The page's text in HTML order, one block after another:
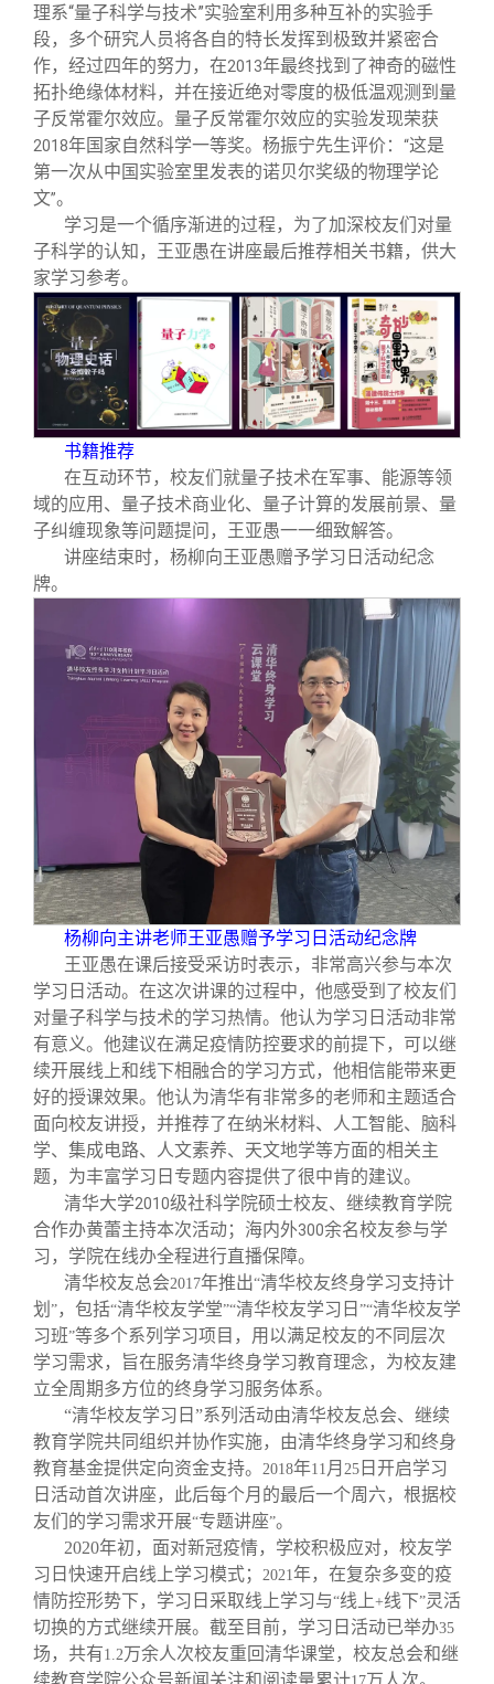
理系“量子科学与技术”实验室利用多种互补的实验手
段，多个研究人员将各自的特长发挥到极致并紧密合
作，经过四年的努力，在2013年最终找到了神奇的磁性
拓扑绝缘体材料，并在接近绝对零度的极低温观测到量
子反常霍尔效应。量子反常霍尔效应的实验发现荣获
2018年国家自然科学一等奖。杨振宁先生评价： “这是
第一次从中国实验室里发表的诺贝尔奖级的物理学论
文”。
学习是一个循序渐进的过程，为了加深校友们对量
子科学的认知，王亚愚在讲座最后推荐相关书籍，供大
家学习参考。
书籍推荐
在互动环节，校友们就量子技术在军事、能源等领
域的应用、量子技术商业化、量子计算的发展前景、量
子纠缠现象等问题提问，王亚愚一一细致解答。
讲座结束时，杨柳向王亚愚赠予学习日活动纪念
牌。
杨柳向主讲老师王亚愚赠予学习日活动纪念牌
王亚愚在课后接受采访时表示，非常高兴参与本次
学习日活动。在这次讲课的过程中，他感受到了校友们
对量子科学与技术的学习热情。他认为学习日活动非常
有意义。他建议在满足疫情防控要求的前提下，可以继
续开展线上和线下相融合的学习方式，他相信能带来更
好的授课效果。他认为清华有非常多的老师和主题适合
面向校友讲授，并推荐了在纳米材料、人工智能、脑科
学、集成电路、人文素养、天文地学等方面的相关主
题，为丰富学习日专题内容提供了很中肯的建议。
清华大学2010级社科学院硕士校友、继续教育学院
合作办黄蕾主持本次活动；海内外300余名校友参与学
习，学院在线办全程进行直播保障。
清华校友总会2017年推出“清华校友终身学习支持计
划 ” ，包括“清华校友学堂”“清华校友学习日 ”“清华校友学
习班”等多个系列学习项目，用以满足校友的不同层次
学习需求，旨在服务清华终身学习教育理念，为校友建
立全周期多方位的终身学习服务体系。
“清华校友学习日”系列活动由清华校友总会、继续
教育学院共同组织并协作实施，由清华终身学习和终身
教育基金提供定向资金支持。
2018年11 月 25 日开启学习
日活动首次讲座，此后每个月的最后一个周六，根据校
友们的学习需求开展“专题讲座”。
2020年初，面对新冠疫情，学校积极应对，校友学
习日快速开启线上学习模式；
2021 年，在复杂多变的疫
情防控形势下，学习日采取线上学习与“线上+线下”灵活
切换的方式继续开展。截至目前，学习日活动已举办35
场，共有1.2万余人次校友重回清华课堂，校友总会和继
续教育学院公众号新闻关注和阅读量累计
万人次。